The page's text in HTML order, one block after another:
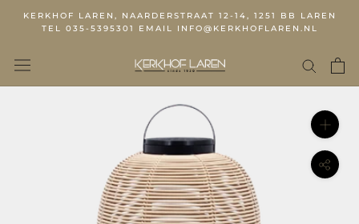
KERKHOF LAREN, NAARDERSTRAAT 12-14, 1251 BB LAREN
TEL 035-5395301 EMAIL INFO@KERKHOFLAREN.NL